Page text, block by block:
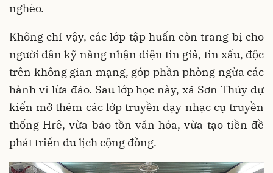
nghèo.
Không chỉ vậy, các lớp tập huấn còn trang bị cho
người dân kỹ năng nhận diện tin giả, tin xấu, độc
trên không gian mạng, góp phần phòng ngừa các
hành vi lừa đảo. Sau lớp học này, xã Sơn Thủy dự
kiến mở thêm các lớp truyền dạy nhạc cụ truyền
thống Hrê, vừa bảo tồn văn hóa, vừa tạo tiền đề
phát triển du lịch cộng đồng.